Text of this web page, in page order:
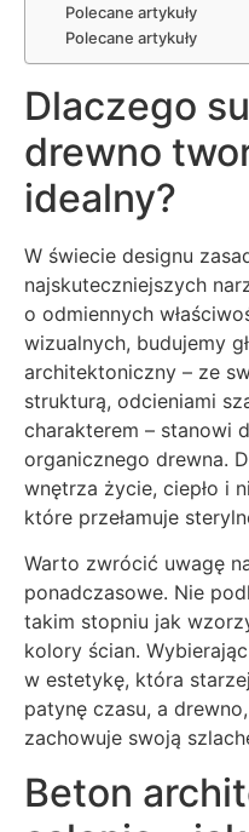
Polecane artykuły
Polecane artykuły
Dlaczego
drewno
idealny?
W świecie designu
najskuteczniejszych
o odmiennych
wizualnych, budujemy
architektoniczny – ze
strukturą, odcieniami
charakterem – stanowi
organicznego drewna.
wnętrza życie, ciepło i
które przełamuje
Warto zwrócić uwagę
ponadczasowe. Nie
takim stopniu jak
kolory ścian.
w estetykę, która
patynę czasu, a
zachowuje swoją
Beton